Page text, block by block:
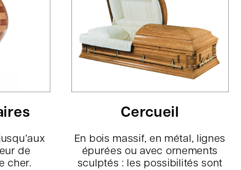
de
cher.
Cercueil
En bois massif, en métal, lignes
épurées ou avec ornements
sculptés : les possibilités sont